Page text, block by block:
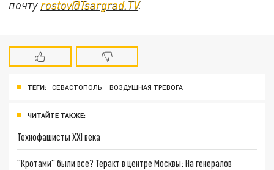
почту rostov@Tsargrad.ТV.
ТЕГИ: СЕВАСТОПОЛЬ ВОЗДУШНАЯ ТРЕВОГА
ЧИТАЙТЕ ТАКЖЕ:
Технофашисты XXI века
"Кротами" были все? Теракт в центре Москвы: На генералов